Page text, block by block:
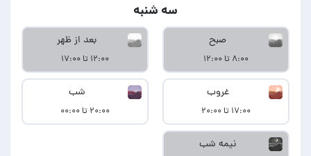
سه شنبه
صبح
۸:۰۰ تا ۱۲:۰۰
بعد از ظهر
۱۲:۰۰ تا ۱۷:۰۰
غروب
۱۷:۰۰ تا ۲۰:۰۰
شب
۲۰:۰۰ تا ۰۰:۰۰
نیمه شب